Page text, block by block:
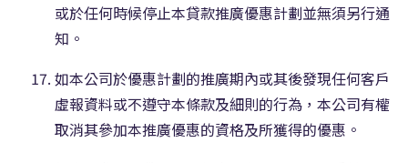
或於任何時候停止本貸款推廣優惠計劃並無須另行通
知。
如本公司於優惠計劃的推廣期內或其後發現任何客戶
虛報資料或不遵守本條款及細則的行為，本公司有權
取消其參加本推廣優惠的資格及所獲得的優惠。